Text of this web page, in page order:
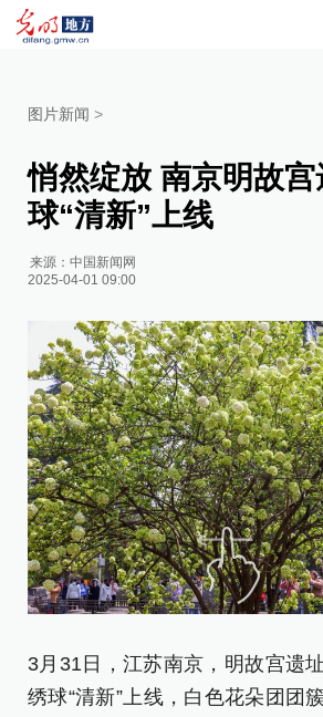
图片新闻 >
悄然绽放 南京明故
球“清新”上线
来源：中国新闻网
2025-04-01 09:00
3月31日，江苏南京，明故宫遗
绣球“清新”上线，白色花朵团团